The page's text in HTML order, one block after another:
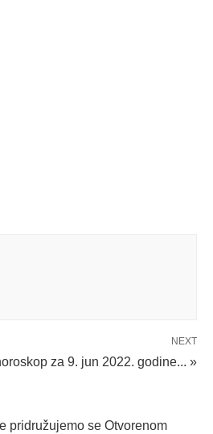
NEXT
za 9. jun 2022. godine... »
pridružujemo se Otvorenom